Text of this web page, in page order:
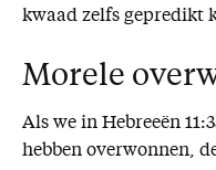
kwaad zelfs gepredikt
Morele
Als we in Hebreeën
hebben overwonnen,